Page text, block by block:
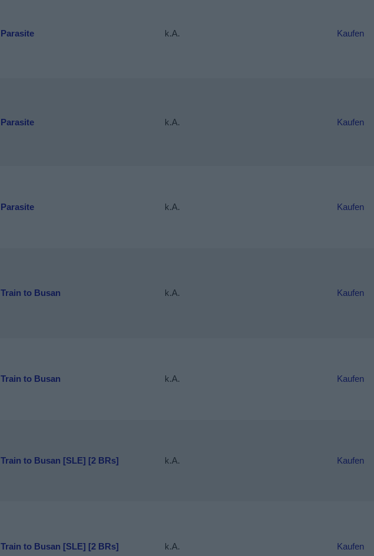
Parasite k.A. Kaufen
Parasite k.A. Kaufen
Parasite k.A. Kaufen
Train to Busan k.A. Kaufen
Train to Busan k.A. Kaufen
Train to Busan [SLE] [2 BRs] k.A. Kaufen
Train to Busan [SLE] [2 BRs] k.A. Kaufen